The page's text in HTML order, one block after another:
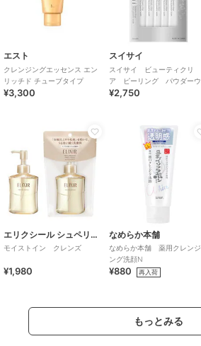
エスト
クレンジングエッセンス エン
リッチド チューブタイプ
¥3,300
スイサイ
スイサイ ビューティクリ
ア ピーリング パウダーウ
ォッシュ
¥2,750
エリクシール シュペリエル
モイストイン クレンズ
¥1,980
なめらか本舗
なめらか本舗 薬用クレンジ
ング洗顔N
¥880 再入荷
もっとみる